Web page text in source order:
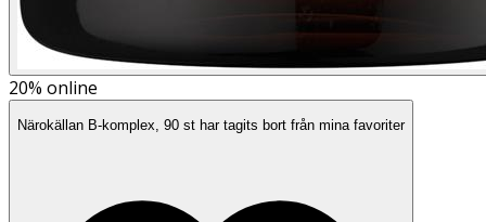
20% online
Närokällan B-komplex, 90 st har tagits bort från mina favoriter